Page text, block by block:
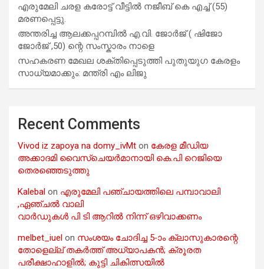
എരുമേലി ചരള കരോട്ട് വീട്ടിൽ നജീബ് കെ എച്ച് (55)
മരണപ്പെട്ടു.
അന്തരിച്ച ആ​ല​ക്ക​പ്പ​റമ്പിൽ​ എ.​വി. ജോ​ർ​ജ് ( ഷിജോ
ജോർജ് ,50) ന്റെ സംസ്കാരം നാളെ
സഹകരണ മേഖല ശക്തിപ്പെടുത്തി പുതുയുഗ കേരളം
സാധ്യമാക്കും: മന്ത്രി എം ലിജു
Recent Comments
Vivod iz zapoya na domy_ivMt on കേരള മീഡിയ
അക്കാദമി വൈസ്ചെയർമാനായി കെ.പി റെജിയെ
തെരഞ്ഞെടുത്തു
Kalebal on എരുമേലി പഞ്ചായത്തിലെ പമ്പാവാലി
,ഏഞ്ചൽ വാലി
വാർഡുകൾ പി ടി ആറിൽ നിന്ന് ഒഴിവാക്കണം
melbet_iuel on സംശയം ചോദിച്ച 5-ാം ക്ലാസുകാരന്റെ
തോളെല്ല് തകർത്ത് അധ്യാപകൻ; ക്രൂരത
പരീക്ഷാഹാളിൽ; കുട്ടി ചികിത്സയിൽ